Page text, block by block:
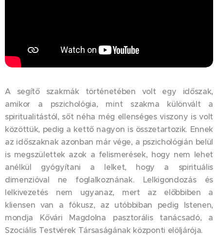
A segítő szakmák történetében volt egy időszak,
amikor a pszichológia, mint szakma különvált a
spiritualitástól, sőt néha még ellenséges viszony is volt
közöttük, pedig a kettő nagyon is összetartozik. Ennek
az időszaknak azonban már vége, a pszichológián belül
is megszülettek azok a felismerések, hogy nem lehet
anélkül gyógyítani a lelket, hogy a spirituális
dimenzióval ne foglalkoznának. Lelkigondozás és
lelkivezetés nem ugyanaz, mert az előbbiben a
kliensen van a fókusz, az utóbbiban pedig Istenen,
mondja Kővári Magdolna pasztorális tanácsadó, a
Szociális Testvérek Társaságának központi elöljárója.